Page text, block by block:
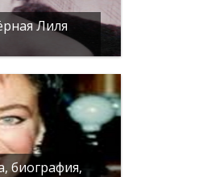
Лиля
биография,